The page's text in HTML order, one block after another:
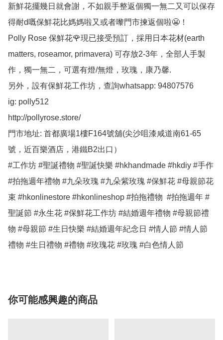
新鮮花擺幾日就會謝，不如親手整返個獨一無二又可以保存
得耐d嘅保鮮花比媽媽啦又或者嚟門市揀返個啦😬！
Polly Rose 保鮮花🌹現已接受預訂，採用日本花材(earth
matters, roseamor, primavera) 可存放2-3年，全部人手製
作，獨一無二，可選有燈/無燈，玫瑰，康乃馨.
另外，設有保鮮花工作坊，查詢whatsapp: 94807576
ig: polly512
http://pollyrose.store/
門市地址: 首都廣場1樓F164號舖(尖沙咀漆咸道南61-65
號，近百樂酒店，港鐵B2出口）
#工作坊 #聖誕禮物 #聖誕快樂 #hkhandmade #hkdiy #手作
#拍拖週年禮物 #九朵玫瑰 #九朵紫玫瑰 #保鮮花 #母親節花
束 #hkonlinestore #hkonlineshop #拍拖禮物  #拍拖週年 #
聖誕節 #永生花 #保鮮花工作坊 #結婚週年禮物 #母親節禮
物 #母親節 #生日快樂 #結婚週年紀念日 #情人節 #情人節
禮物 #生日禮物 #禮物 #玫瑰花 #玫瑰 #白色情人節
你可能感興趣的商品